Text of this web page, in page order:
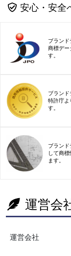
安心・安全
ブラン
商標デー
す。
ブランド
特許庁よ
す。
ブラン
して商
ます。
運営会
運営会社